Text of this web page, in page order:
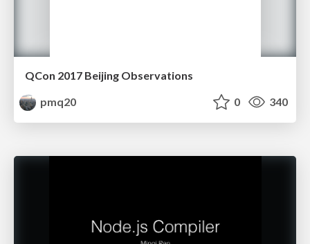
QCon 2017 Beijing Observations
pmq20
0 340